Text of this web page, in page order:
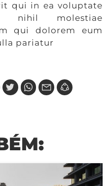
qui in ea voluptate
nihil molestiae
qui dolorem eum
pariatur